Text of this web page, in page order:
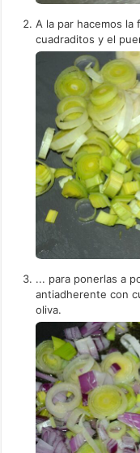
A la par hacemos
cuadraditos y el
... para ponerlas a
antiadherente con
oliva.